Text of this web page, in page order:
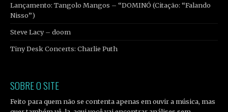
Lançamento: Tangolo Mangos – “DOMINÓ (Citação: “Falando
Nisso”)
Steve Lacy – doom
Tiny Desk Concerts: Charlie Puth
SOBRE O SITE
Feito para quem não se contenta apenas em ouvir a música, mas